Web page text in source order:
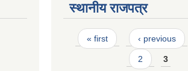
स्थानीय राजपत्र
Pages
« first ‹ previous
2 3